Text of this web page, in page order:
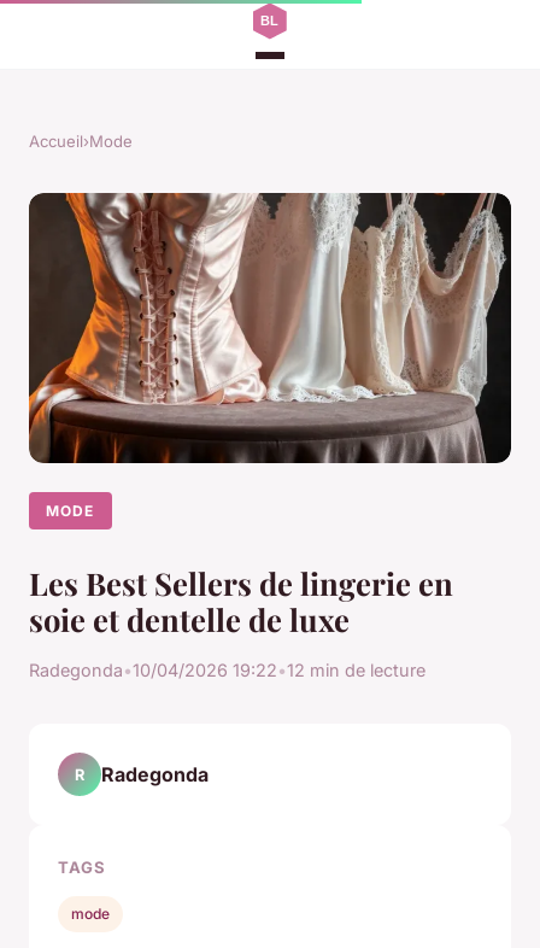
Accueil›Mode
MODE
Les Best Sellers de lingerie en
soie et dentelle de luxe
Radegonda•10/04/2026 19:22•12 min de lecture
R Radegonda
TAGS
mode